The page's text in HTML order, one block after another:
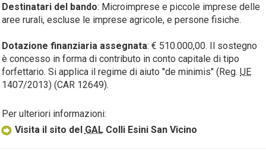
Destinatari del bando: Microimprese e piccole imprese delle
aree rurali, escluse le imprese agricole, e persone fisiche.
Dotazione finanziaria assegnata: € 510.000,00. Il sostegno
è concesso in forma di contributo in conto capitale di tipo
forfettario. Si applica il regime di aiuto "de minimis" (Reg. UE
1407/2013) (CAR 12649).
Per ulteriori informazioni:
Visita il sito del GALColli Esini San Vicino